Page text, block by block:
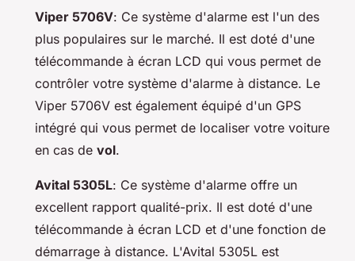
Viper 5706V: Ce système d'alarme est l'un des
plus populaires sur le marché. Il est doté d'une
télécommande à écran LCD qui vous permet de
contrôler votre système d'alarme à distance. Le
Viper 5706V est également équipé d'un GPS
intégré qui vous permet de localiser votre voiture
en cas de vol.
Avital 5305L: Ce système d'alarme offre un
excellent rapport qualité-prix. Il est doté d'une
télécommande à écran LCD et d'une fonction de
démarrage à distance. L'Avital 5305L est